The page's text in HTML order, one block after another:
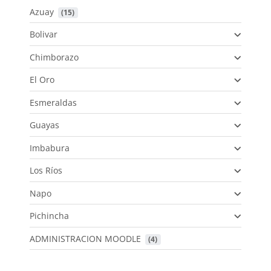
Azuay (15)
Bolivar
Chimborazo
El Oro
Esmeraldas
Guayas
Imbabura
Los Ríos
Napo
Pichincha
ADMINISTRACION MOODLE
(4)